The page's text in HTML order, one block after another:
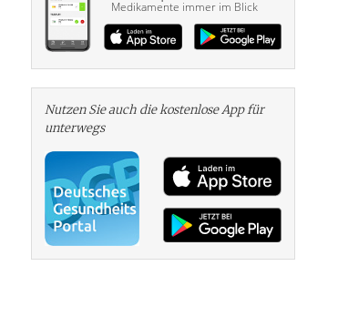
Medikamente immer im Blick
Nutzen Sie auch die kosten­lose App für
unterwegs